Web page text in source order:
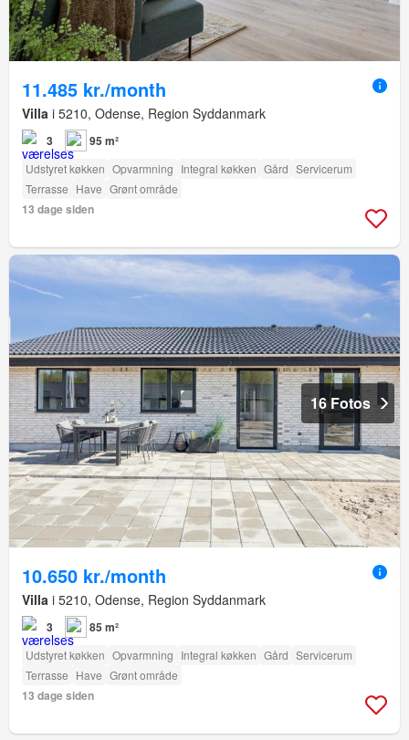
11.485 kr./month
Villa i 5210, Odense, Region Syddanmark
3 95 m²
Udstyret køkken Opvarmning Integral køkken Gård Servicerum
Terrasse Have Grønt område
13 dage siden
16 Fotos
10.650 kr./month
Villa i 5210, Odense, Region Syddanmark
3 85 m²
Udstyret køkken Opvarmning Integral køkken Gård Servicerum
Terrasse Have Grønt område
13 dage siden